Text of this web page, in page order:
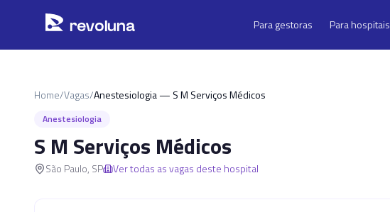
revoluna Para gestoras Para hospitais
Home/Vagas/Anestesiologia — S M Serviços Médicos
Anestesiologia
S M Serviços Médicos
São Paulo, SP Ver todas as vagas deste hospital